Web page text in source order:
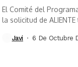
El Comité del
la solicitud de
Javi 6 De Octubre